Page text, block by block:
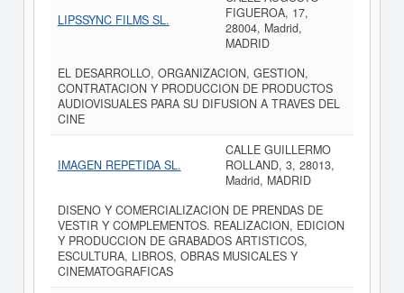
LIPSSYNC FILMS SL.
FIGUEROA, 17,
28004, Madrid,
MADRID
EL DESARROLLO, ORGANIZACION, GESTION,
CONTRATACION Y PRODUCCION DE PRODUCTOS
AUDIOVISUALES PARA SU DIFUSION A TRAVES DEL
CINE
IMAGEN REPETIDA SL.
CALLE GUILLERMO
ROLLAND, 3, 28013,
Madrid, MADRID
DISENO Y COMERCIALIZACION DE PRENDAS DE
VESTIR Y COMPLEMENTOS. REALIZACION, EDICION
Y PRODUCCION DE GRABADOS ARTISTICOS,
ESCULTURA, LIBROS, OBRAS MUSICALES Y
CINEMATOGRAFICAS